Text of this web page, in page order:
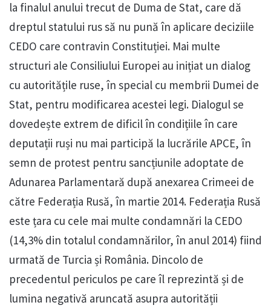
la finalul anului trecut de Duma de Stat, care dă
dreptul statului rus să nu pună în aplicare deciziile
CEDO care contravin Constituției. Mai multe
structuri ale Consiliului Europei au inițiat un dialog
cu autoritățile ruse, în special cu membrii Dumei de
Stat, pentru modificarea acestei legi. Dialogul se
dovedește extrem de dificil în condițiile în care
deputații ruși nu mai participă la lucrările APCE, în
semn de protest pentru sancțiunile adoptate de
Adunarea Parlamentară după anexarea Crimeei de
către Federația Rusă, în martie 2014. Federația Rusă
este țara cu cele mai multe condamnări la CEDO
(14,3% din totalul condamnărilor, în anul 2014) fiind
urmată de Turcia și România. Dincolo de
precedentul periculos pe care îl reprezintă și de
lumina negativă aruncată asupra autorității